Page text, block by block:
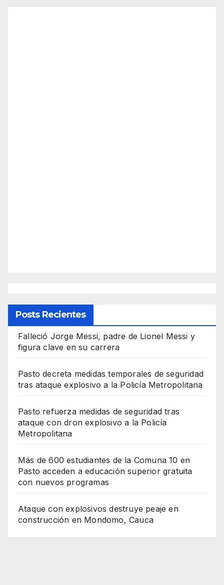
Posts Recientes
Falleció Jorge Messi, padre de Lionel Messi y
figura clave en su carrera
Pasto decreta medidas temporales de seguridad
tras ataque explosivo a la Policía Metropolitana
Pasto refuerza medidas de seguridad tras
ataque con dron explosivo a la Policía
Metropolitana
Más de 600 estudiantes de la Comuna 10 en
Pasto acceden a educación superior gratuita
con nuevos programas
Ataque con explosivos destruye peaje en
construcción en Mondomo, Cauca